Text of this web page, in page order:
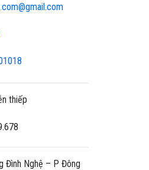
thiếp
Đình Nghệ – P Đông